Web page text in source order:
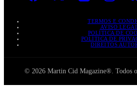
TERMOS E
AVISO
POLÍTICA DE
POLÍTICA DE
DIREITOS
© 2026 Martin Cid Magazine®. Todos